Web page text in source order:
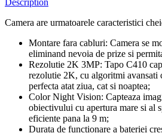
Camera are urmatoarele caracteristici
Montare fara cabluri: Camera se
eliminand nevoia de prize si
Rezolutie 2K 3MP: Tapo C410
rezolutie 2K, cu algoritmi avansati
perfecta atat ziua, cat si noaptea;
Color Night Vision: Capteaza
obiectivului cu apertura mare si al
eficiente pana la 9 m;
Durata de functionare a bateriei